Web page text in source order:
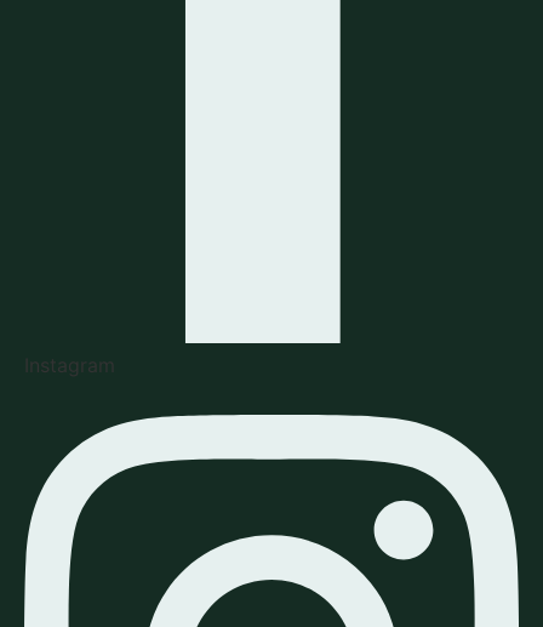
Instagram